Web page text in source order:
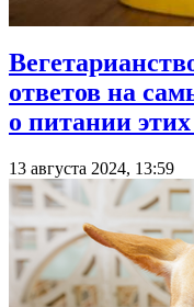
ответов на
о питании
13 августа 2024, 13:59